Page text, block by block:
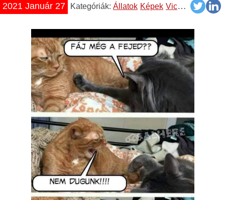
2021 Január 27 Kategóriák: Állatok Képek Vicces